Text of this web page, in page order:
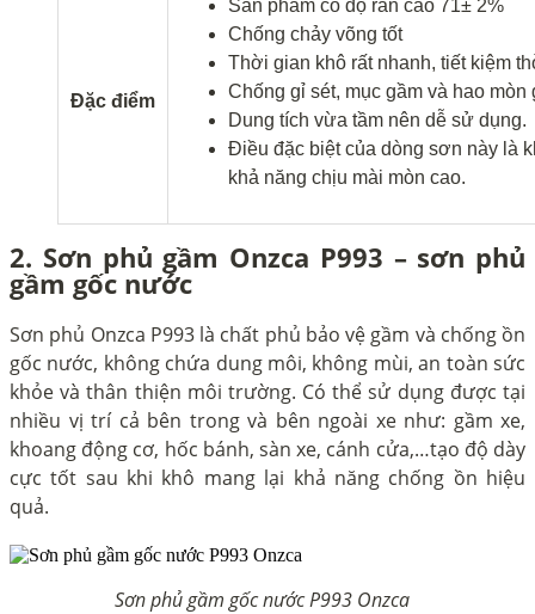
Đặc điểm
Sản phẩm có độ rắn cao 71± 2%
Chống chảy võng tốt
Thời gian khô rất nhanh, tiết kiệm
Chống gỉ sét, mục gầm và hao
Dung tích vừa tầm nên dễ sử dụng.
Điều đặc biệt của dòng sơn này là
khả năng chịu mài mòn cao.
2. Sơn phủ gầm Onzca P993 – sơn phủ
gầm gốc nước
Sơn phủ Onzca P993 là chất phủ bảo vệ gầm và chống ồn
gốc nước, không chứa dung môi, không mùi, an toàn sức
khỏe và thân thiện môi trường. Có thể sử dụng được tại
nhiều vị trí cả bên trong và bên ngoài xe như: gầm xe,
khoang động cơ, hốc bánh, sàn xe, cánh cửa,…tạo độ dày
cực tốt sau khi khô mang lại khả năng chống ồn hiệu
quả.
Sơn phủ gầm gốc nước P993 Onzca